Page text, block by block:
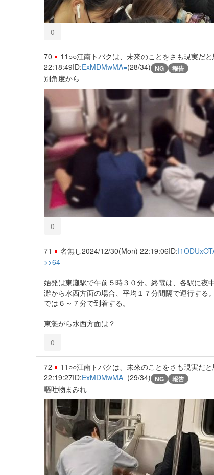
0
70 11○○江南トバクは、未來のことをさも現実だ
22:18:49ID:ExMDMwMA=(28/34) NG 報告
別角度から
0
71 名無し2024/12/30(Mon) 22:19:06ID:
>>64
始発は東灘駅で午前５時３０分。終電は、各駅に夜
灘から水西方面の場合、平均１７分間隔で運行する
では６～７分で到着する。
東灘がら水西方面は？
0
72 11○○江南トバクは、未來のことをさも現実だ
22:19:27ID:ExMDMwMA=(29/34) NG 報告
嘔吐物まみれ